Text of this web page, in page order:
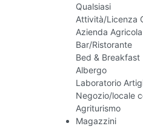
Qualsiasi
Attività/Licenza
Azienda Agricola
Bar/Ristorante
Bed & Breakfast
Albergo
Laboratorio
Negozio/locale
Agriturismo
Magazzini